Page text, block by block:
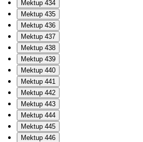
Mektup 434
Mektup 435
Mektup 436
Mektup 437
Mektup 438
Mektup 439
Mektup 440
Mektup 441
Mektup 442
Mektup 443
Mektup 444
Mektup 445
Mektup 446